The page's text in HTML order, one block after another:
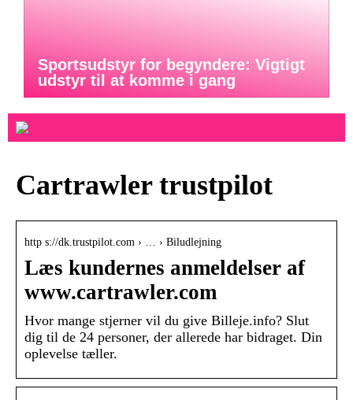
Sportsudstyr for begyndere: Vigtigt
udstyr til at komme i gang
Cartrawler trustpilot
http s://dk.trustpilot.com › … › Biludlejning
Læs kundernes anmeldelser af
www.cartrawler.com
Hvor mange stjerner vil du give Billeje.info? Slut
dig til de 24 personer, der allerede har bidraget. Din
oplevelse tæller.